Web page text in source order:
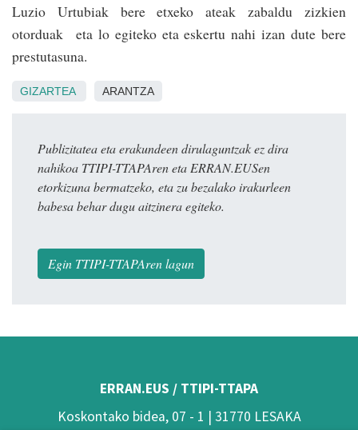
Luzio Urtubiak bere etxeko ateak zabaldu zizkien
otorduak eta lo egiteko eta eskertu nahi izan dute bere
prestutasuna.
GIZARTEA ARANTZA
Publizitatea eta erakundeen dirulaguntzak ez dira
nahikoa TTIPI-TTAPAren eta ERRAN.EUSen
etorkizuna bermatzeko, eta zu bezalako irakurleen
babesa behar dugu aitzinera egiteko.
Egin TTIPI-TTAPAren lagun
ERRAN.EUS / TTIPI-TTAPA
Koskontako bidea, 07 - 1 | 31770 LESAKA